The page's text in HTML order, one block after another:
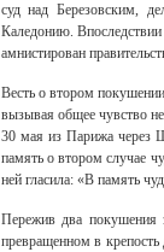
суд над Березовским,
Каледонию.
амнистирован
Весть о втором
вызывая общее чувство
30 мая из Парижа через
память о втором случае
ней гласила: «В память
Пережив два покушения
превращенном в